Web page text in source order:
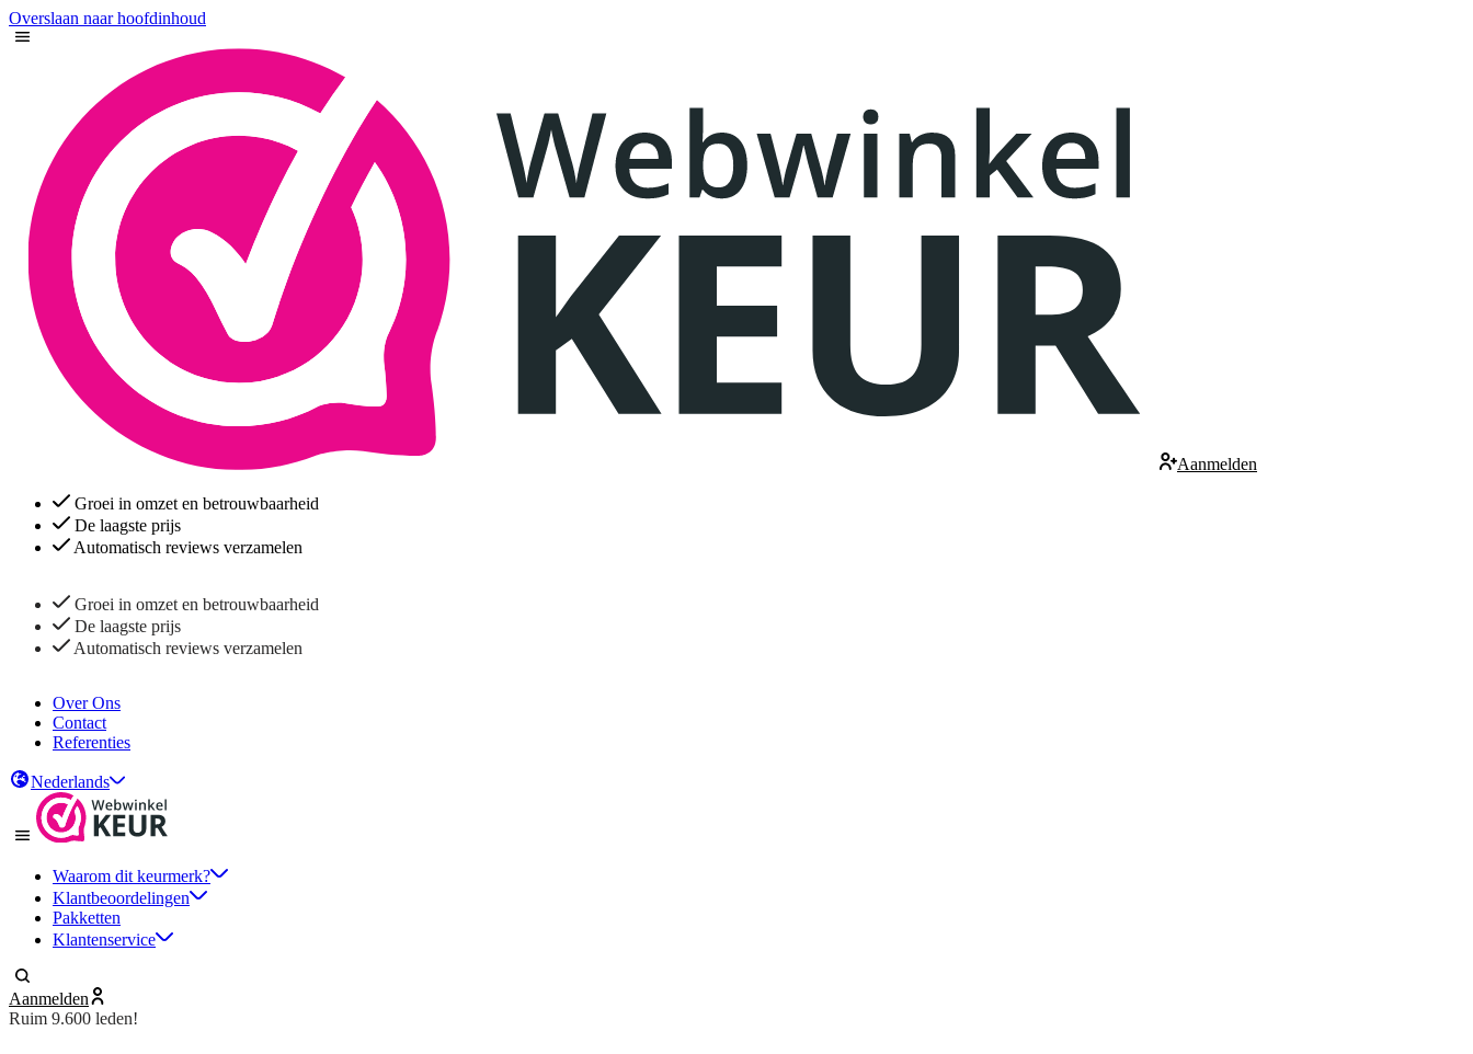
Overslaan naar hoofdinhoud
Aanmelden
Groei in omzet en betrouwbaarheid
De laagste prijs
Automatisch reviews verzamelen
Groei in omzet en betrouwbaarheid
De laagste prijs
Automatisch reviews verzamelen
Over Ons
Contact
Referenties
Nederlands
Waarom dit keurmerk?
Klantbeoordelingen
Pakketten
Klantenservice
Aanmelden
Ruim 9.600 leden!